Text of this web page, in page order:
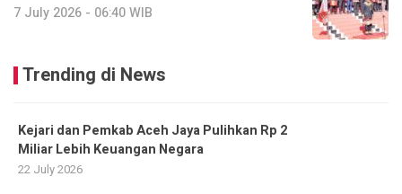
7 July 2026 - 06:40 WIB
Trending di News
Kejari dan Pemkab Aceh Jaya Pulihkan Rp 2
Miliar Lebih Keuangan Negara
22 July 2026